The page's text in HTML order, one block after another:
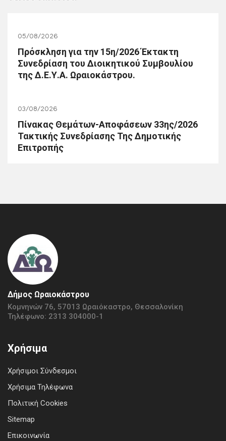
05/08/2026
Πρόσκληση για την 15η/2026 Έκτακτη
Συνεδρίαση του Διοικητικού Συμβουλίου
της Δ.Ε.Υ.Α. Ωραιοκάστρου.
03/08/2026
Πίνακας Θεμάτων-Αποφάσεων 33ης/2026
Τακτικής Συνεδρίασης Της Δημοτικής
Επιτροπής
Δήμος Ωραιοκάστρου
Κομνηνών 76, 57013 Ωραιόκαστρο, Θεσσαλονίκη
Τηλέφωνο: 2313 304000-1
Χρήσιμα
Χρήσιμοι Σύνδεσμοι
Χρήσιμα Τηλέφωνα
Πολιτική Cookies
Sitemap
Επικοινωνία